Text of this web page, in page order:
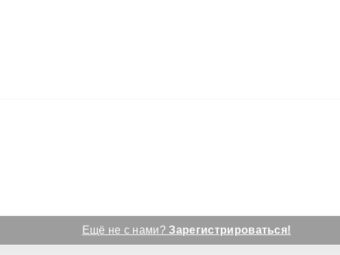
Ещё не с нами?Зарегистрироваться!